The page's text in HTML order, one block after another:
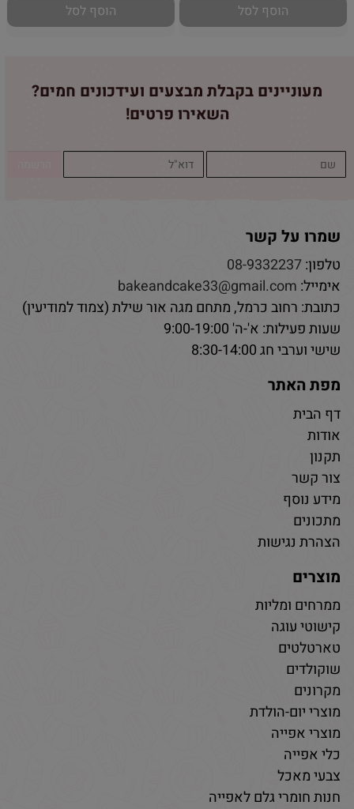
הוסף לסל הוסף לסל
מעוניינים בקבלת מבצעים ועידכונים חמים?
השאירו פרטים!
שמרו על קשר
טלפון:08-9332237
אימייל: bakeandcake33@gmail.com
כתובת: רחוב כרמל, מתחם מגה אור שילת (צמוד למודיעין)
שעות פעילות: א'-ה' 9:00-19:00
שישי וערבי חג 8:30-14:00
מפת האתר
דף הבית
אודות
תקנון
צור קשר
מידע נוסף
מתכונים
הצהרת נגישות
מוצרים
ממרחים ומליות
קישוטי עוגה
טארטלטים
שוקולדים
מקרונים
מוצרי יום-הולדת
מוצרי אפייה
כלי אפייה
צבעי מאכל
חנות חומרי גלם לאפייה